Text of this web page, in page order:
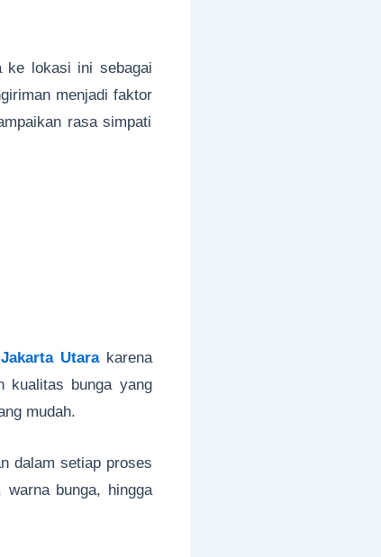
ke lokasi ini sebagai
menjadi faktor
rasa simpati
Utarakarena
kualitas bunga yang
mudah.
dalam setiap proses
warna bunga, hingga